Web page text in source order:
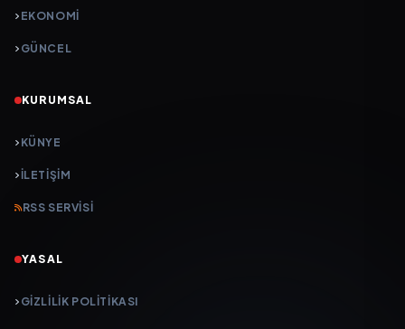
EKONOMİ
GÜNCEL
KURUMSAL
KÜNYE
İLETIŞIM
RSS SERVISI
YASAL
GIZLILIK POLITIKASI